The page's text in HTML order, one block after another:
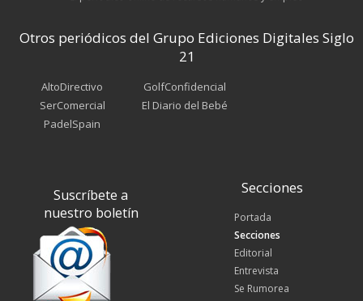
Otros periódicos del Grupo Ediciones Digitales Siglo
21
AltoDirectivo
SerComercial
PadelSpain
GolfConfidencial
El Diario del Bebé
Suscríbete a
nuestro boletín
Secciones
Portada
Secciones
Editorial
Entrevista
Se Rumorea